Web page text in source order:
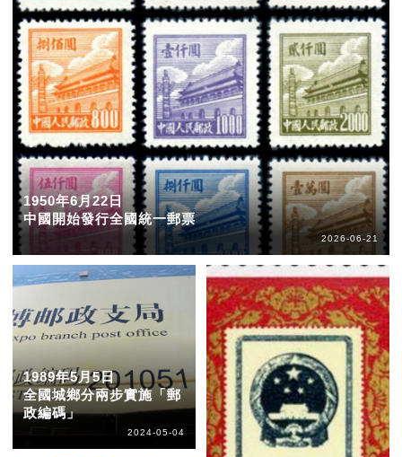
1950年6月22日
中國開始發行全國統一郵票
2026-06-21
1989年5月5日
全國城鄉分兩步實施「郵
政編碼」
2024-05-04